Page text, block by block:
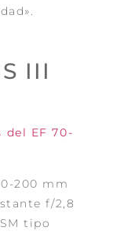
III
EF 70-
200 mm
f/2,8
tipo